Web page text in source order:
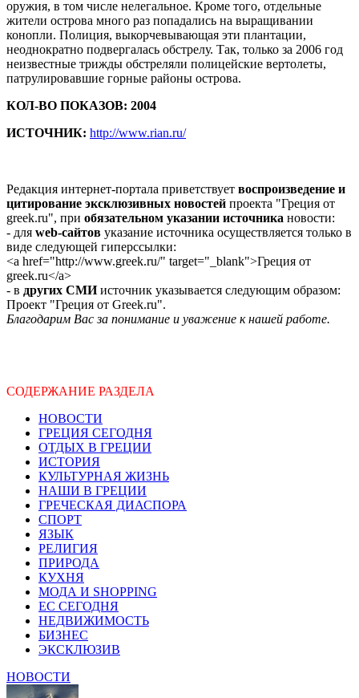
оружия, в том числе нелегальное. Кроме того, отдельные
жители острова много раз попадались на выращивании
конопли. Полиция, выкорчевывающая эти плантации,
неоднократно подвергалась обстрелу. Так, только за 2006 год
неизвестные трижды обстреляли полицейские вертолеты,
патрулировавшие горные районы острова.
КОЛ-ВО ПОКАЗОВ: 2004
ИСТОЧНИК: http://www.rian.ru/
Редакция интернет-портала приветствует воспроизведение и
цитирование эксклюзивных новостей проекта "Греция от
greek.ru", при обязательном указании источника новости:
- для web-сайтов указание источника осуществляется только в
виде следующей гиперссылки:
<a href="http://www.greek.ru/" target="_blank">Греция от
greek.ru</a>
- в других СМИисточник указывается следующим образом:
Проект "Греция от Greek.ru".
Благодарим Вас за понимание и уважение к нашей работе.
СОДЕРЖАНИЕ РАЗДЕЛА
НОВОСТИ
ГРЕЦИЯ СЕГОДНЯ
ОТДЫХ В ГРЕЦИИ
ИСТОРИЯ
КУЛЬТУРНАЯ ЖИЗНЬ
НАШИ В ГРЕЦИИ
ГРЕЧЕСКАЯ ДИАСПОРА
СПОРТ
ЯЗЫК
РЕЛИГИЯ
ПРИРОДА
КУХНЯ
МОДА И SHOPPING
ЕС СЕГОДНЯ
НЕДВИЖИМОСТЬ
БИЗНЕС
ЭКСКЛЮЗИВ
НОВОСТИ